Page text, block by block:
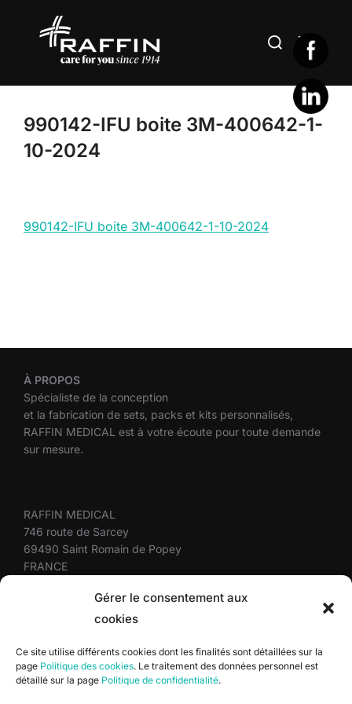
Gérer le consentement aux
cookies
Ce site utilise différents cookies dont les finalités sont détaillées sur la
page Politique des cookies. Le traitement des données personnel est
détaillé sur la page Politique de confidentialité.
Rechercher :
990142-IFU boite 3M-400642-1-
10-2024
990142-IFU boite 3M-400642-1-10-2024
À PROPOS
Spécialiste de la conception
et la fabrication de sets, packs et kits personnalisés,
RAFFIN MEDICAL est à votre écoute pour toute demande
sur mesure.
RAFFIN MEDICAL
746 route de Sarcey
69490 Saint Romain de Popey
FRANCE
Plan du site
Mentions légales
Politique de confidentialité